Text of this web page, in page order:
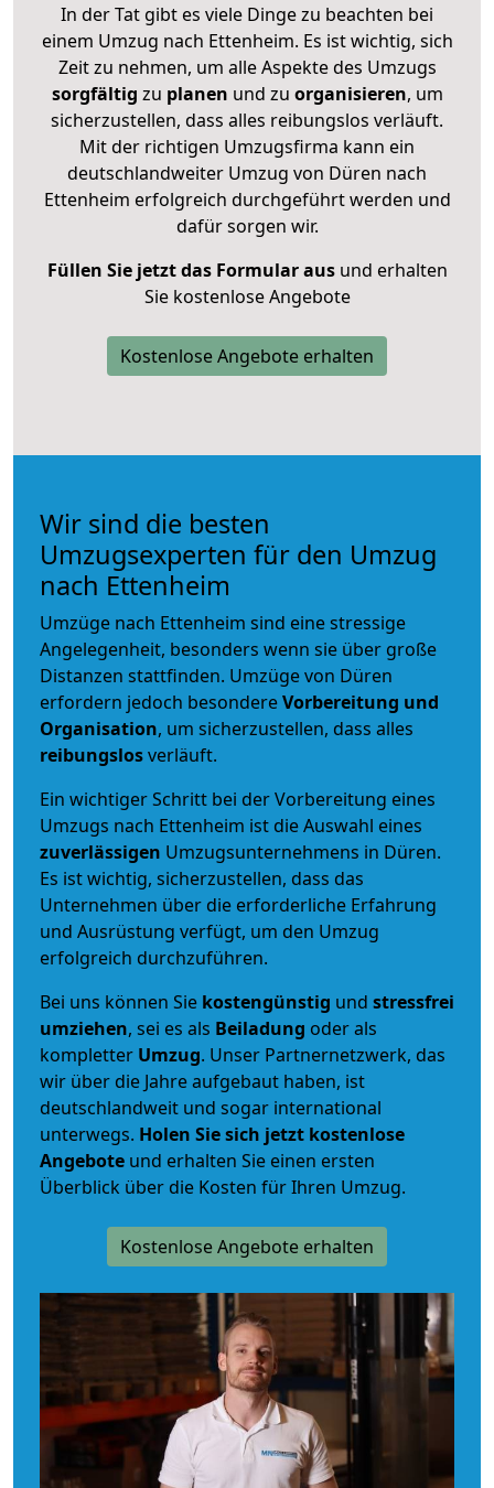
In der Tat gibt es viele Dinge zu beachten bei
einem Umzug nach Ettenheim. Es ist wichtig, sich
Zeit zu nehmen, um alle Aspekte des Umzugs
sorgfältig zu planen und zu organisieren, um
sicherzustellen, dass alles reibungslos verläuft.
Mit der richtigen Umzugsfirma kann ein
deutschlandweiter Umzug von Düren nach
Ettenheim erfolgreich durchgeführt werden und
dafür sorgen wir.
Füllen Sie jetzt das Formular ausund erhalten
Sie kostenlose Angebote
Kostenlose Angebote erhalten
Wir sind die besten
Umzugsexperten für den Umzug
nach Ettenheim
Umzüge nach Ettenheim sind eine stressige
Angelegenheit, besonders wenn sie über große
Distanzen stattfinden. Umzüge von Düren
erfordern jedoch besondereVorbereitung und
Organisation, um sicherzustellen, dass alles
reibungslosverläuft.
Ein wichtiger Schritt bei der Vorbereitung eines
Umzugs nach Ettenheim ist die Auswahl eines
zuverlässigen Umzugsunternehmens in Düren.
Es ist wichtig, sicherzustellen, dass das
Unternehmen über die erforderliche Erfahrung
und Ausrüstung verfügt, um den Umzug
erfolgreich durchzuführen.
Bei uns können Sie kostengünstig und stressfrei
umziehen, sei es als Beiladung oder als
kompletter Umzug. Unser Partnernetzwerk, das
wir über die Jahre aufgebaut haben, ist
deutschlandweit und sogar international
unterwegs. Holen Sie sich jetzt kostenlose
Angebote und erhalten Sie einen ersten
Überblick über die Kosten für Ihren Umzug.
Kostenlose Angebote erhalten